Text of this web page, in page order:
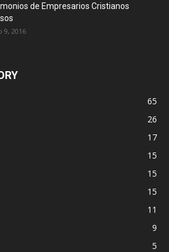
de Empresarios Cristianos
9, 2016
65
26
17
15
15
15
11
9
5